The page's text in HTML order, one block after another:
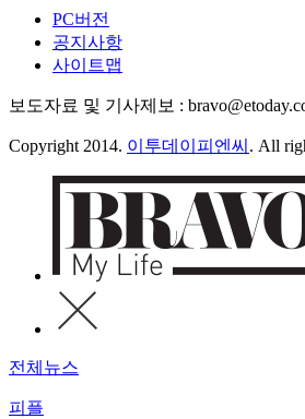
PC버전
공지사항
사이트맵
보도자료 및 기사제보 :
Copyright 2014. 이투데이피엔씨 . All
전체뉴스
피플